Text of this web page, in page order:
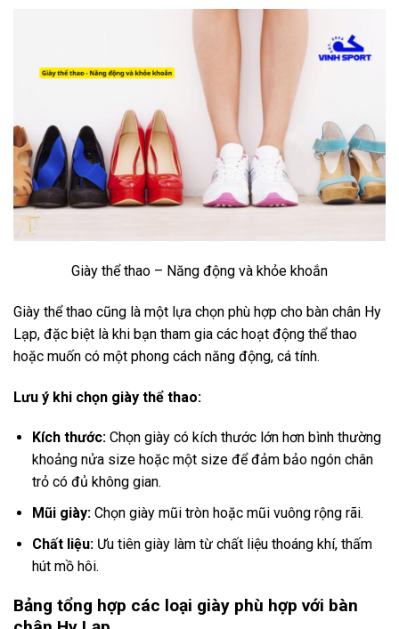
Giày thể thao – Năng động và khỏe khoắn
Giày thể thao cũng là một lựa chọn phù hợp cho bàn chân Hy
Lạp, đặc biệt là khi bạn tham gia các hoạt động thể thao
hoặc muốn có một phong cách năng động, cá tính.
Lưu ý khi chọn giày thể thao:
Kích thước:Chọn giày có kích thước lớn hơn bình thường
khoảng nửa size hoặc một size để đảm bảo ngón chân
trỏ có đủ không gian.
Mũi giày:Chọn giày mũi tròn hoặc mũi vuông rộng rãi.
Chất liệu:Ưu tiên giày làm từ chất liệu thoáng khí, thấm
hút mồ hôi.
Bảng tổng hợp các loại giày phù hợp với bàn